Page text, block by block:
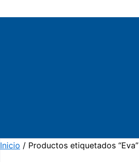
Inicio / Productos etiquetados “Eva”